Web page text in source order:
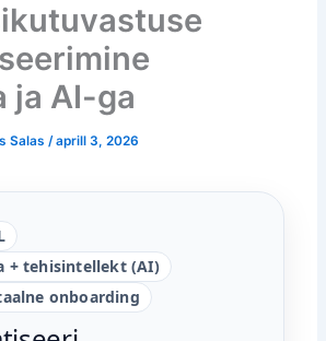
ja AI-ga
Salas/aprill 3, 2026
+ tehisintellekt (AI)
onboarding